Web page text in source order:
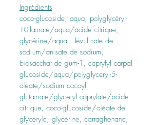
Ingrédients
coco-glucoside, aqua, polyglycéryl-
10-laurate/aqua/acide citrique,
glycérine/aqua : lévulinate de
sodium/anisate de sodium,
biosaccharide gum-1, caprylyl carpal
glucoside/aqua/polyglyceryl-5-
oleate/sodium cocoyl
glutamate/glyceryl caprylate/acide
citrique, coco-glucoside/oléate de
glycéryle, glycérine, carraghénane,